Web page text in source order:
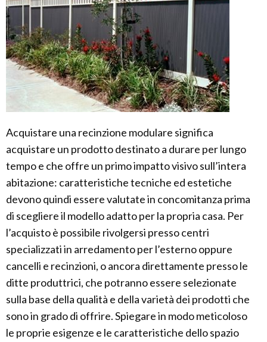
Acquistare una recinzione modulare significa
acquistare un prodotto destinato a durare per lungo
tempo e che offre un primo impatto visivo sull’intera
abitazione: caratteristiche tecniche ed estetiche
devono quindi essere valutate in concomitanza prima
di scegliere il modello adatto per la propria casa. Per
l’acquisto è possibile rivolgersi presso centri
specializzati in arredamento per l’esterno oppure
cancelli e recinzioni, o ancora direttamente presso le
ditte produttrici, che potranno essere selezionate
sulla base della qualità e della varietà dei prodotti che
sono in grado di offrire. Spiegare in modo meticoloso
le proprie esigenze e le caratteristiche dello spazio